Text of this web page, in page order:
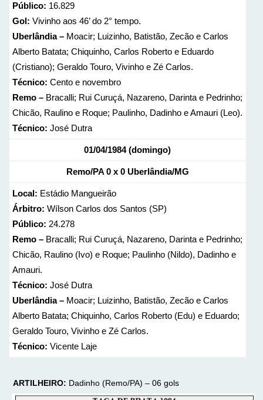
Público: 16.829
Gol: Vivinho aos 46’ do 2° tempo.
Uberlândia –Moacir; Luizinho, Batistão, Zecão e Carlos
Alberto Batata; Chiquinho, Carlos Roberto e Eduardo
(Cristiano); Geraldo Touro, Vivinho e Zé Carlos.
Técnico: Cento e novembro
Remo –Bracalli; Rui Curuçá, Nazareno, Darinta e Pedrinho;
Chicão, Raulino e Roque; Paulinho, Dadinho e Amauri (Leo).
Técnico: José Dutra
01/04/1984 (domingo)
Remo/PA 0 x 0 Uberlândia/MG
Local: Estádio Mangueirão
Árbitro: Wílson Carlos dos Santos (SP)
Público: 24.278
Remo –Bracalli; Rui Curuçá, Nazareno, Darinta e Pedrinho;
Chicão, Raulino (Ivo) e Roque; Paulinho (Nildo), Dadinho e
Amauri.
Técnico: José Dutra
Uberlândia –Moacir; Luizinho, Batistão, Zecão e Carlos
Alberto Batata; Chiquinho, Carlos Roberto (Edu) e Eduardo;
Geraldo Touro, Vivinho e Zé Carlos.
Técnico: Vicente Laje
ARTILHEIRO: Dadinho (Remo/PA) – 06 gols